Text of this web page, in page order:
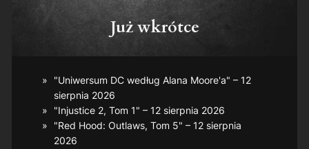
Już wkrótce
"Uniwersum DC według Alana Moore'a" – 12
sierpnia 2026
"Injustice 2, Tom 1" – 12 sierpnia 2026
"Red Hood: Outlaws, Tom 5" – 12 sierpnia
2026